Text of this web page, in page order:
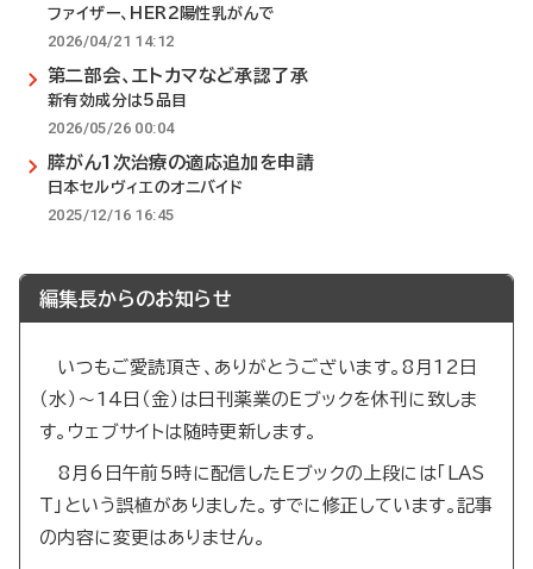
ファイザー、HER2陽性乳がんで
2026/04/21 14:12
第二部会、エトカマなど承認了承
新有効成分は5品目
2026/05/26 00:04
膵がん1次治療の適応追加を申請
日本セルヴィエのオニバイド
2025/12/16 16:45
編集長からのお知らせ
いつもご愛読頂き、ありがとうございます。8月12日
（水）～14日（金）は日刊薬業のEブックを休刊に致しま
す。ウェブサイトは随時更新します。
8月6日午前5時に配信したEブックの上段には「LAS
T」という誤植がありました。すでに修正しています。記事
の内容に変更はありません。